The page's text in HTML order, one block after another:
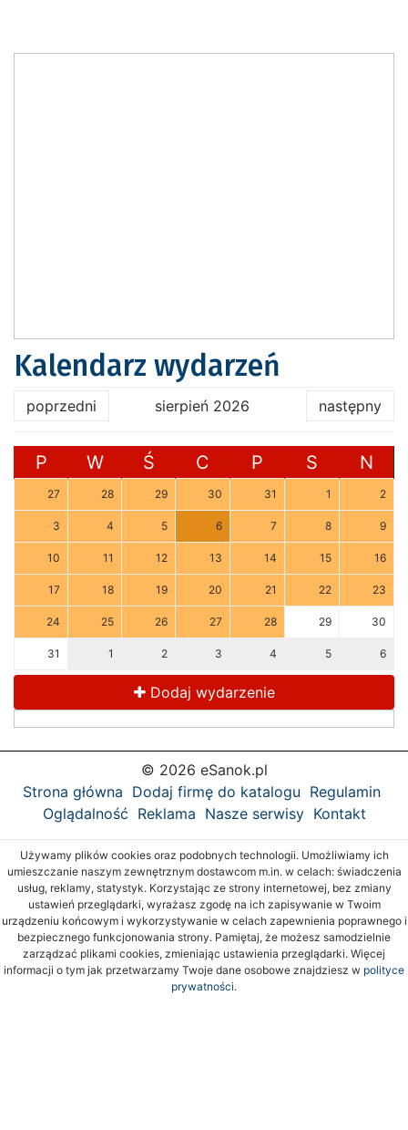
Kalendarz wydarzeń
poprzedni sierpień 2026 następny
P W Ś C P S N
27 28 29 30 31 1 2
3 4 5 6 7 8 9
10 11 12 13 14 15 16
17 18 19 20 21 22 23
24 25 26 27 28 29 30
31 1 2 3 4 5 6
Dodaj wydarzenie
© 2026 eSanok.pl
Strona główna Dodaj firmę do katalogu Regulamin
Oglądalność Reklama Nasze serwisy Kontakt
Używamy plików cookies oraz podobnych technologii. Umożliwiamy ich
umieszczanie naszym zewnętrznym dostawcom m.in. w celach: świadczenia
usług, reklamy, statystyk. Korzystając ze strony internetowej, bez zmiany
ustawień przeglądarki, wyrażasz zgodę na ich zapisywanie w Twoim
urządzeniu końcowym i wykorzystywanie w celach zapewnienia poprawnego i
bezpiecznego funkcjonowania strony. Pamiętaj, że możesz samodzielnie
zarządzać plikami cookies, zmieniając ustawienia przeglądarki. Więcej
informacji o tym jak przetwarzamy Twoje dane osobowe znajdziesz w polityce
prywatności.